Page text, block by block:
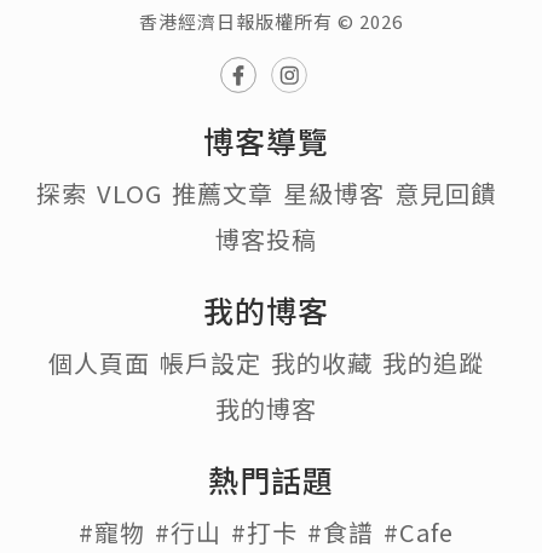
香港經濟日報版權所有 © 2026
博客導覽
探索 VLOG 推薦文章 星級博客 意見回饋
博客投稿
我的博客
個人頁面 帳戶設定 我的收藏 我的追蹤
我的博客
熱門話題
#寵物 #行山 #打卡 #食譜 #Cafe